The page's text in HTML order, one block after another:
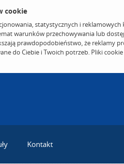
cookie
statystycznych i
warunków przechowywania lub
prawdopodobieństwo, że reklamy
do Ciebie i Twoich potrzeb. Pliki
Kontakt